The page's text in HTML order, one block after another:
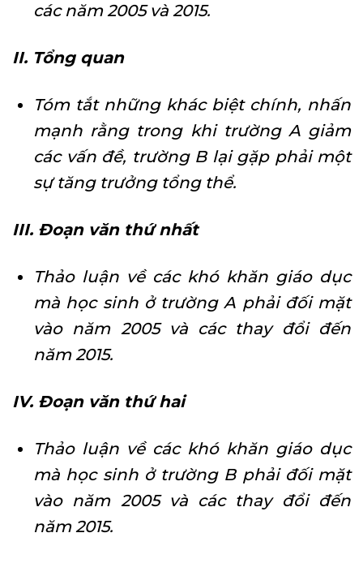
các năm 2005 và 2015.
II. Tổng quan
Tóm tắt những khác biệt chính, nhấn
mạnh rằng trong khi trường A giảm
các vấn đề, trường B lại gặp phải một
sự tăng trưởng tổng thể.
III. Đoạn văn thứ nhất
Thảo luận về các khó khăn giáo dục
mà học sinh ở trường A phải đối mặt
vào năm 2005 và các thay đổi đến
năm 2015.
IV. Đoạn văn thứ hai
Thảo luận về các khó khăn giáo dục
mà học sinh ở trường B phải đối mặt
vào năm 2005 và các thay đổi đến
năm 2015.